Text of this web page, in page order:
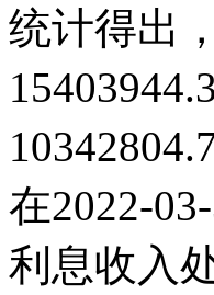
统计得出
在2022-
利息收入